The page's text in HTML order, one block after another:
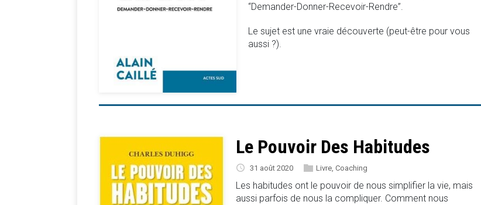
“Demander-Donner-Recevoir-Rendre”.
Le sujet est une vraie découverte (peut-être pour vous
aussi ?).
Le Pouvoir Des Habitudes
31 août 2020 Livre Coaching
Les habitudes ont le pouvoir de nous simplifier la vie, mais
aussi parfois de nous la compliquer. Comment nous